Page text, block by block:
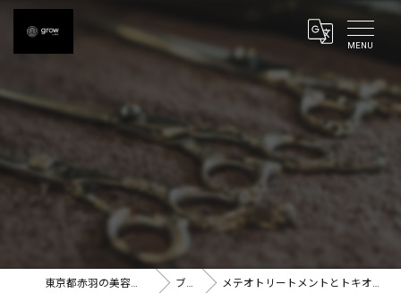
東京都赤羽の美容室ならgrow 赤羽 ブログ メテオトリートメントとトキオトリートメントの違い